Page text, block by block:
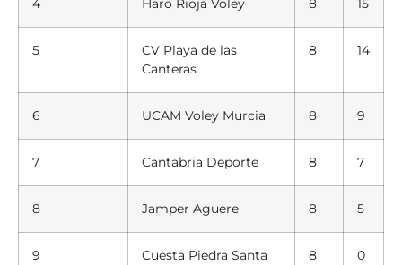
4 Haro Rioja Voley 8 15
5
CV Playa de las
Canteras
8 14
6 UCAM Voley Murcia 8 9
7 Cantabria Deporte 8 7
8 Jamper Aguere 8 5
9
Cuesta Piedra Santa
8 0